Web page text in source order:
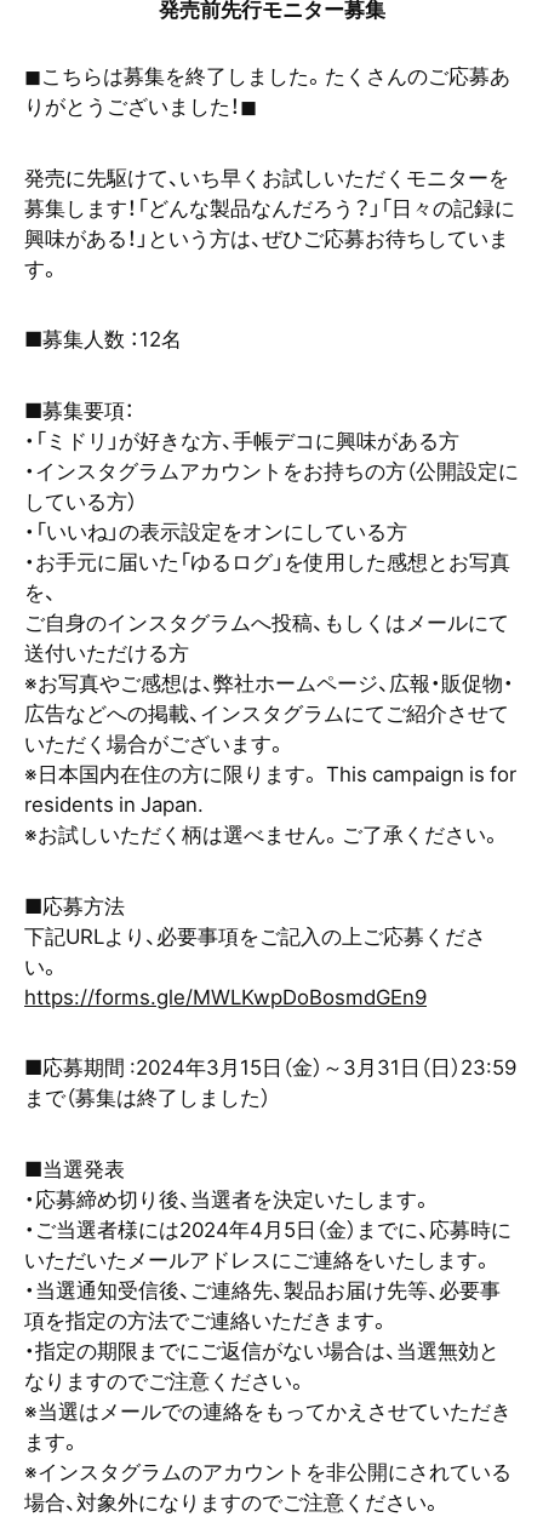
発売前先行モニター募集
◼︎こちらは募集を終了しました。たくさんのご応募あ
りがとうございました！◼︎
発売に先駆けて、いち早くお試しいただくモニターを
募集します！「どんな製品なんだろう？」「日々の記録に
興味がある！」という方は、ぜひご応募お待ちしていま
す。
■募集人数 ：12名
■募集要項：
・「ミドリ」が好きな方、手帳デコに興味がある方
・インスタグラムアカウントをお持ちの方（公開設定に
している方）
・「いいね」の表示設定をオンにしている方
・お手元に届いた「ゆるログ」を使用した感想とお写真
を、
ご自身のインスタグラムへ投稿、もしくはメールにて
送付いただける方
※お写真やご感想は、弊社ホームページ、広報・販促物・
広告などへの掲載、インスタグラムにてご紹介させて
いただく場合がございます。
※日本国内在住の方に限ります。 This campaign is for
residents in Japan.
※お試しいただく柄は選べません。ご了承ください。
■応募方法
下記URLより、必要事項をご記入の上ご応募くださ
い。
https://forms.gle/MWLKwpDoBosmdGEn9
■応募期間 :2024年3月15日（金）～3月31日（日）23:59
まで（募集は終了しました）
■当選発表
・応募締め切り後、当選者を決定いたします。
・ご当選者様には2024年4月5日（金）までに、応募時に
いただいたメールアドレスにご連絡をいたします。
・当選通知受信後、ご連絡先、製品お届け先等、必要事
項を指定の方法でご連絡いただきます。
・指定の期限までにご返信がない場合は、当選無効と
なりますのでご注意ください。
※当選はメールでの連絡をもってかえさせていただき
ます。
※インスタグラムのアカウントを非公開にされている
場合、対象外になりますのでご注意ください。